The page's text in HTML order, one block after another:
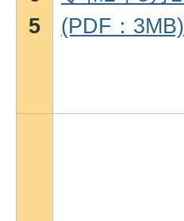
5
(PDF：3MB)